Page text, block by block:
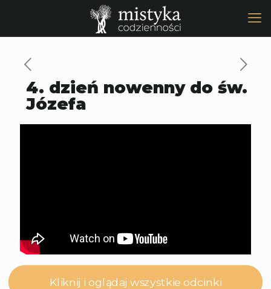
4. dzień nowenny do św.
Józefa
Kliknij i oglądaj wszystkie odcinki